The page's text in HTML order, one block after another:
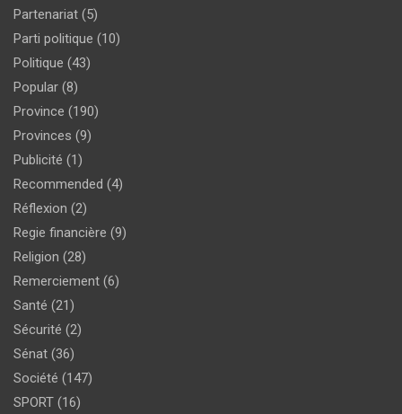
Partenariat (5)
Parti politique (10)
Politique (43)
Popular (8)
Province (190)
Provinces (9)
Publicité (1)
Recommended (4)
Réflexion (2)
Regie financière (9)
Religion (28)
Remerciement (6)
Santé (21)
Sécurité (2)
Sénat (36)
Société (147)
SPORT (16)